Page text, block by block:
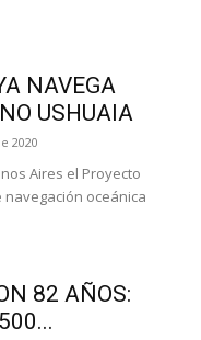
NAVEGA
USHUAIA
2020
Aires el Proyecto
navegación oceánica
82 AÑOS: